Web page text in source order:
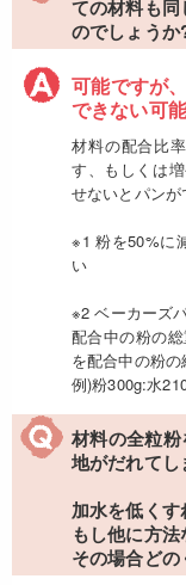
ての材料も
のでしょうか
可能ですが
できない可
材料の配合比
す、もしくは
せないとパンが
※1 粉を50%に
い
※2 ベーカーズ
配合中の粉の
を配合中の粉の
例)粉300g:水
材料の全粒
地がだれてし
加水を低く
もし他に方法
その場合ど